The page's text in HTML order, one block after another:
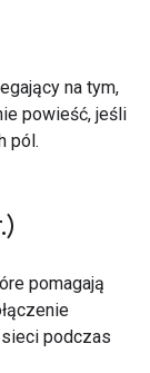
na tym,
powieść, jeśli
pól.
.)
pomagają
podczas